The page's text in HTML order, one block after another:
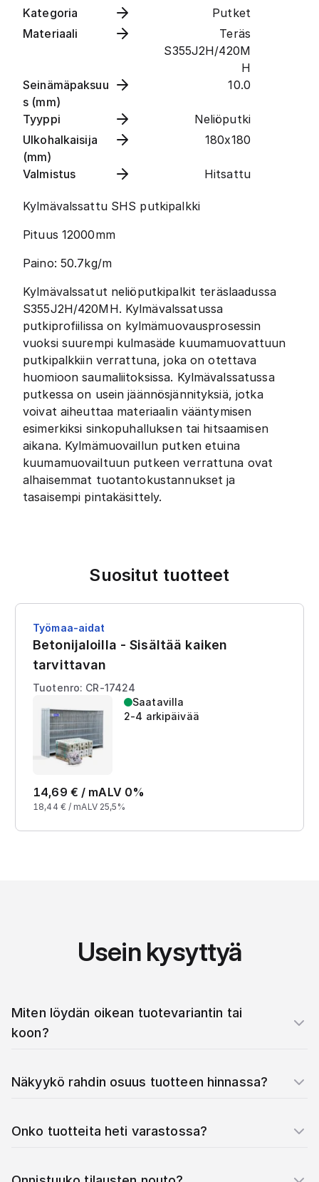
Kategoria
Putket
Materiaali
Teräs
S355J2H/420M
H
Seinämäpaksuu
s (mm)
10.0
Tyyppi
Neliöputki
Ulkohalkaisija
(mm)
180x180
Valmistus Hitsattu
Kylmävalssattu SHS putkipalkki
Pituus 12000mm
Paino: 50.7kg/m
Kylmävalssatut neliöputkipalkit teräslaadussa
S355J2H/420MH. Kylmävalssatussa
putkiprofiilissa on kylmämuovausprosessin
vuoksi suurempi kulmasäde kuumamuovattuun
putkipalkkiin verrattuna, joka on otettava
huomioon saumaliitoksissa. Kylmävalssatussa
putkessa on usein jäännösjännityksiä, jotka
voivat aiheuttaa materiaalin vääntymisen
esimerkiksi sinkopuhalluksen tai hitsaamisen
aikana. Kylmämuovaillun putken etuina
kuumamuovailtuun putkeen verrattuna ovat
alhaisemmat tuotantokustannukset ja
tasaisempi pintakäsittely.
Suositut tuotteet
Työmaa-aidat
Betonijaloilla - Sisältää kaiken
tarvittavan
Tuotenro: CR-17424
Saatavilla
2-4 arkipäivää
14,69 € / mALV 0%
18,44 € / mALV 25,5%
Usein kysyttyä
Miten löydän oikean tuotevariantin tai
koon?
Näkyykö rahdin osuus tuotteen hinnassa?
Onko tuotteita heti varastossa?